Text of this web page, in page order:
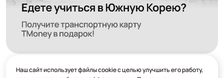
Наш сайт использует файлы cookie с целью улучшить его работу,